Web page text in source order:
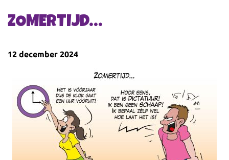
ZOMERTIJD…
12 december 2024